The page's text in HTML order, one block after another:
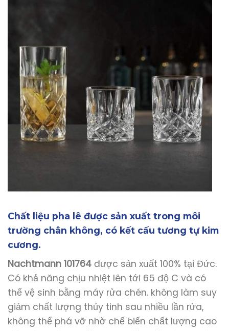
Chất liệu pha lê được sản xuất trong môi
trường chân không, có kết cấu tương tự kim
cương.
Nachtmann 101764 được sản xuất 100% tại Đức.
Có khả năng chịu nhiệt lên tới 65 độ C và có
thể vệ sinh bằng máy rửa chén. không làm suy
giảm chất lượng thủy tinh sau nhiều lần rửa,
không thể phá vỡ nhờ chế biến chất lượng cao